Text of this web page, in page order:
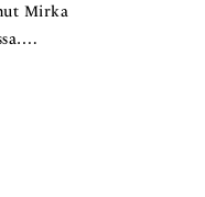
Mirka